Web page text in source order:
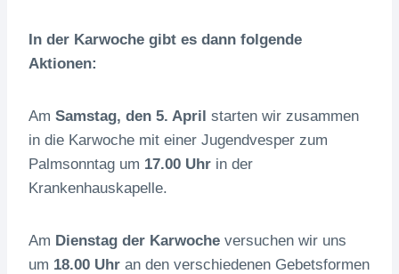
In der Karwoche gibt es dann folgende
Aktionen:
Am Samstag, den 5. April starten wir zusammen
in die Karwoche mit einer Jugendvesper zum
Palmsonntag um 17.00 Uhr in der
Krankenhauskapelle.
Am Dienstag der Karwoche versuchen wir uns
um 18.00 Uhr an den verschiedenen Gebetsformen